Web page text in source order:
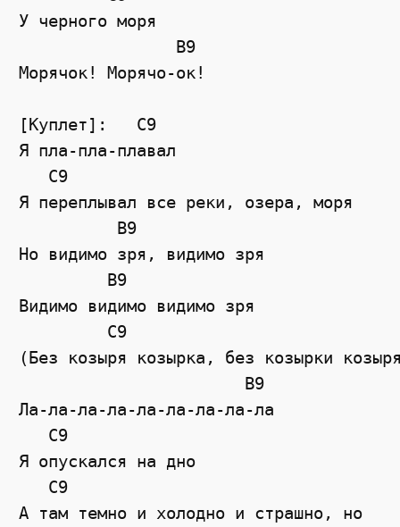
У черного моря
                B9
Морячок! Морячо-ок!
[Куплет]:   C9
Я пла-пла-плавал
   C9
Я переплывал все реки, озера, моря
          B9
Но видимо зря, видимо зря
         B9
Видимо видимо видимо зря
         C9
(Без козыря козырка, без козырки
                       B9
Ла-ла-ла-ла-ла-ла-ла-ла-ла
   C9
Я опускался на дно
   C9
А там темно и холодно и страшно, но